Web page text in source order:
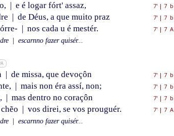
| e é logar fórt' assaz, 7'| 7 b
| de Déus, a que muito praz 7'| 7 b
| nos cada u é mestér. 7'| 7 A
escarnno fazer quisér...
| de missa, que devoçôn 7'| 7 b
| mais non éra assí, non; 7'| 7 b
| mas dentro no coraçôn 7'| 7 b
| vos direi, se vos prouguér. 7'| 7 A
escarnno fazer quisér...